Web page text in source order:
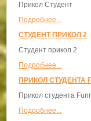
Прикол Студент
Подробнее...
СТУДЕНТ ПРИКОЛ 2
Студент прикол 2
Подробнее...
ПРИКОЛ СТУДЕНТА
Прикол студента
Подробнее...